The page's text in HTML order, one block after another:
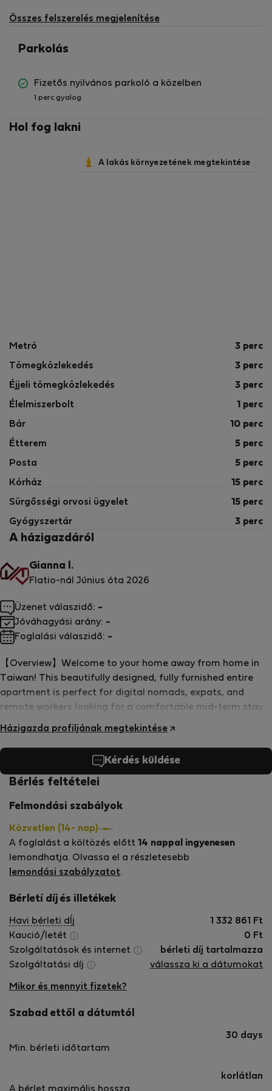
Összes felszerelés megjelenítése
Parkolás
Fizetős nyilvános parkoló a közelben
1 perc gyalog
Hol fog lakni
A lakás környezetének megtekintése
Metró 3 perc
Tömegközlekedés 3 perc
Éjjeli tömegközlekedés 3 perc
Élelmiszerbolt 1 perc
Bár 10 perc
Étterem 5 perc
Posta 5 perc
Kórház 15 perc
Sürgősségi orvosi ügyelet 15 perc
Gyógyszertár 3 perc
A házigazdáról
Gianna l.
Flatio-nál Június óta 2026
【Overview】Welcome to your home away from home in
Taiwan! This beautifully designed, fully furnished entire
apartment is perfect for digital nomads, expats, and
remote workers looking for a comfortable mid-term stay
(30+ days). Enjoy 100% privacy, comfort, and hassle-free
Prepare your own meals with ease! Includes an [induction
cooker/gas stove], refrigerator, microwave, kettle, and all
essential cookware and ***** Bathroom &amp; Laundry:
washing machine is provided, so you never have to worry
about public ***** Amenities Included】All-inclusive rent
(Water, Electricity, Management Fee, and High-Speed
Internet are all covered).Air conditioning and heating for
year-round comfort. 【House Rules &amp; Booking
Taiwan&#039;s mid-term rental regulations).Legal
agreement (English/Bilingual) will be provided and signed
digitally upon booking ***** smoking and no parties
allowed inside the property to respect our ***** free to
send an inquiry with your preferred dates and a brief
introduction about yourself. We look forward to hosting
Házigazda profiljának megtekintése
Üzenet válaszidő: -
Jóváhagyási arány: -
Foglalási válaszidő: -
Kérdés küldése
Bérlés feltételei
Felmondási szabályok
Közvetlen (14- nap)
A foglalást a költözés előtt 14 nappal ingyenesen
lemondhatja. Olvassa el a részletesebb
lemondási szabályzatot.
Bérletí díj és illetékek
Havi bérleti dÍj 1 332 861
Ft
Kaució/letét
0 Ft
Szolgáltatások és internet
bérleti díj tartalmazza
Szolgáltatási díj
válassza ki a dátumokat
Mikor és mennyit fizetek?
Szabad ettől a dátumtól
Min. bérleti időtartam
30 days
A bérlet maximális hossza
korlátlan